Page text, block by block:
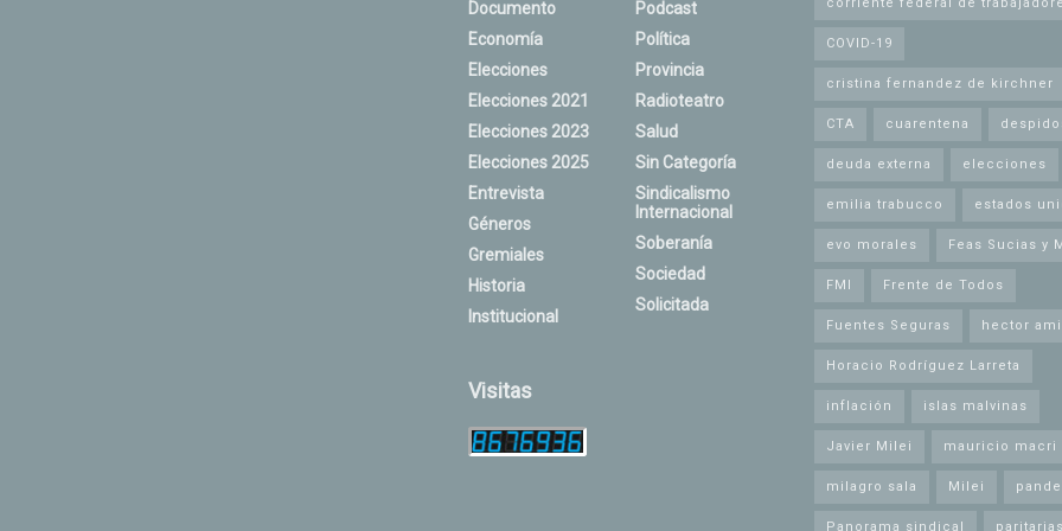
Documento
Economía
Elecciones
Elecciones 2021
Elecciones 2023
Elecciones 2025
Entrevista
Géneros
Gremiales
Historia
Institucional
Podcast
Política
Provincia
Radioteatro
Salud
Sin Categoría
Sindicalismo
Internacional
Soberanía
Sociedad
Solicitada
Visitas
COVID-19
cristina fernandez de kirchner
CTA cuarentena
deuda externa elecciones
emilia trabucco estados
evo morales Feas Sucias y
FMI Frente de Todos
Fuentes Seguras hector
Horacio Rodríguez Larreta
inflación islas malvinas
Javier Milei mauricio macri
milagro sala Milei
Panorama sindical paritarias